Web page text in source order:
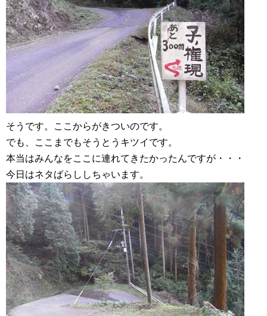
そうです。ここからがきついのです。
でも、ここまでもそうとうキツイです。
本当はみんなをここに連れてきたかったんですが・・・
今日はネタばらししちゃいます。